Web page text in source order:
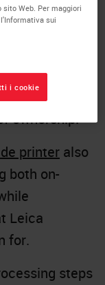
ribbon
manage
With
printer, this
reduced
ownership.
printer also
both on-
Leica
for.
steps
Web. Per maggiori
sui
i cookie